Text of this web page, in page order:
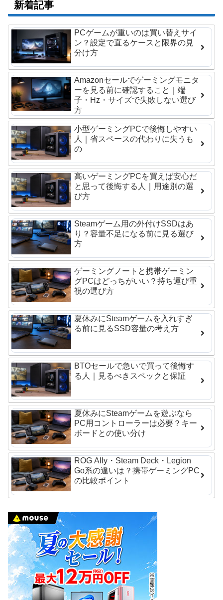
新着記事
PCゲームが重いのは買い替えサイ
ン？設定で直るケースと限界の見
分け方
Amazonセールでゲーミングモニタ
ーを見る前に確認すること｜端
子・Hz・サイズで失敗しない選び
方
小型ゲーミングPCで後悔しやすい
人｜省スペースの代わりに失うも
の
高いゲーミングPCを買えば安心だ
と思って後悔する人｜用途別の選
び方
Steamゲーム用の外付けSSDはあ
り？容量不足になる前に見る選び
方
ゲーミングノートと携帯ゲーミン
グPCはどっちがいい？持ち運び重
視の選び方
夏休みにSteamゲームを入れすぎ
る前に見るSSD容量の考え方
BTOセールで急いで買って後悔す
る人｜見るべきスペックと保証
夏休みにSteamゲームを遊ぶなら
PC用コントローラーは必要？キー
ボードとの使い分け
ROG Ally・Steam Deck・Legion
Go系の違いは？携帯ゲーミングPC
の比較ポイント